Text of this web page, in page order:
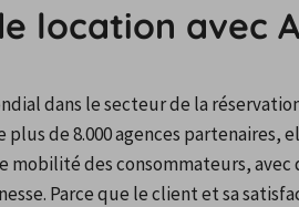
location avec
dans le secteur de la
de 8.000 agences partenaires,
des consommateurs, avec
Parce que le client et sa